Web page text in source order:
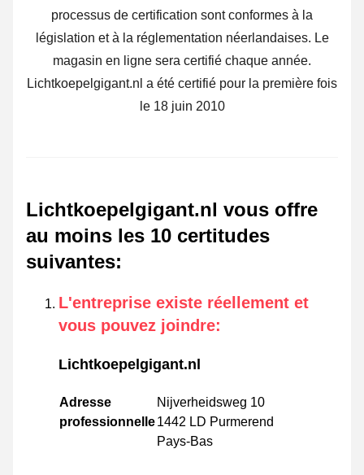
processus de certification sont conformes à la
législation et à la réglementation néerlandaises. Le
magasin en ligne sera certifié chaque année.
Lichtkoepelgigant.nl a été certifié pour la première fois
le 18 juin 2010
Lichtkoepelgigant.nl vous offre
au moins les 10 certitudes
suivantes:
L'entreprise existe réellement et
vous pouvez joindre:
Lichtkoepelgigant.nl
Adresse
professionnelle
Nijverheidsweg 10
1442 LD Purmerend
Pays-Bas